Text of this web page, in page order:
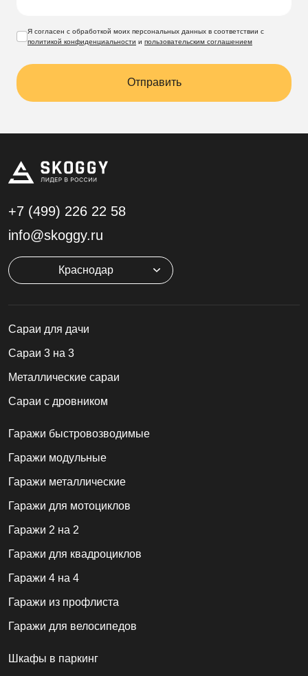
Я согласен с обработкой моих персональных данных в соответствии с
политикой конфиденциальности и пользовательским соглашением
Отправить
+7 (499) 226 22 58
info@skoggy.ru
Краснодар
Cараи для дачи
Сараи 3 на 3
Металлические сараи
Сараи с дровником
Гаражи быстровозводимые
Гаражи модульные
Гаражи металлические
Гаражи для мотоциклов
Гаражи 2 на 2
Гаражи для квадроциклов
Гаражи 4 на 4
Гаражи из профлиста
Гаражи для велосипедов
Шкафы в паркинг